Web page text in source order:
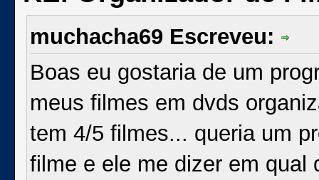
muchacha69 Escreveu:
Boas eu gostaria de um
meus filmes em dvds
tem 4/5 filmes... queria um
filme e ele me dizer em